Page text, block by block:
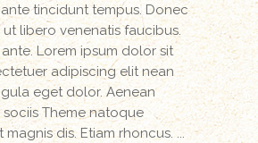
tincidunt tempus. Donec
libero venenatis faucibus.
Lorem ipsum dolor sit
adipiscing elit nean
eget dolor. Aenean
sociis Theme natoque
magnis dis. Etiam rhoncus.